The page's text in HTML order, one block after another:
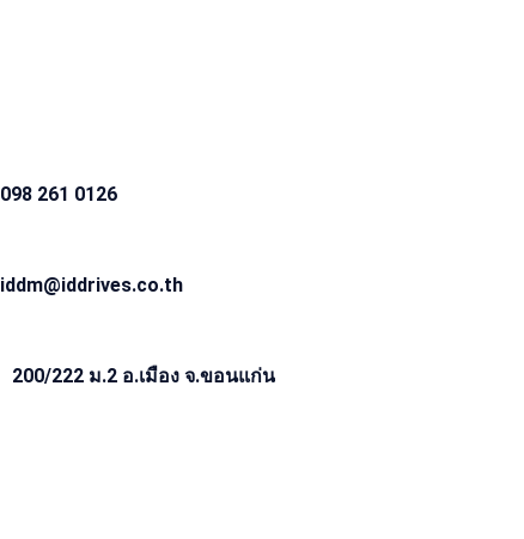
098 261 0126
iddm@iddrives.co.th
200/222 ม.2 อ.เมือง จ.ขอนแก่น